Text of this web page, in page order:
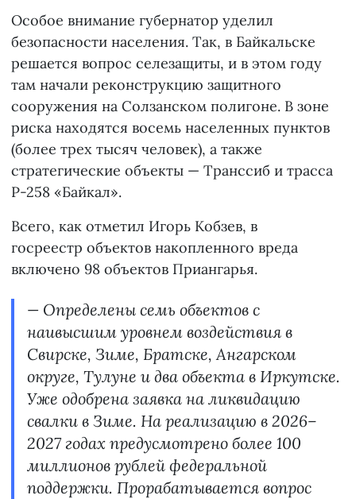
Особое внимание губернатор уделил
безопасности населения. Так, в Байкальске
решается вопрос селезащиты, и в этом году
там начали реконструкцию защитного
сооружения на Солзанском полигоне. В зоне
риска находятся восемь населенных пунктов
(более трех тысяч человек), а также
стратегические объекты — Транссиб и трасса
Р-258 «Байкал».
Всего, как отметил Игорь Кобзев, в
госреестр объектов накопленного вреда
включено 98 объектов Приангарья.
— Определены семь объектов с
наивысшим уровнем воздействия в
Свирске, Зиме, Братске, Ангарском
округе, Тулуне и два объекта в Иркутске.
Уже одобрена заявка на ликвидацию
свалки в Зиме. На реализацию в 2026–
2027 годах предусмотрено более 100
миллионов рублей федеральной
поддержки. Прорабатывается вопрос